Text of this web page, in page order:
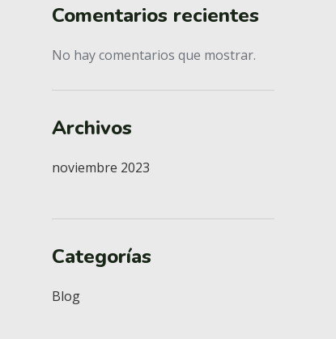
Comentarios recientes
No hay comentarios que mostrar.
Archivos
noviembre 2023
Categorías
Blog